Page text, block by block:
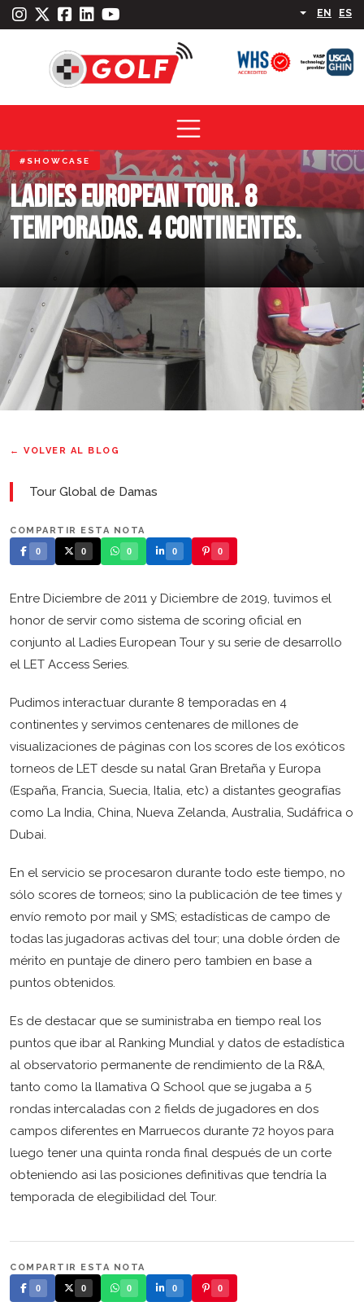
EN ES
#SHOWCASE
LADIES EUROPEAN TOUR. 8
TEMPORADAS. 4 CONTINENTES.
← VOLVER AL BLOG
Tour Global de Damas
COMPARTIR ESTA NOTA
0 0 0 0 0
Entre Diciembre de 2011 y Diciembre de 2019, tuvimos el
honor de servir como sistema de scoring oficial en
conjunto al Ladies European Tour y su serie de desarrollo
el LET Access Series.
Pudimos interactuar durante 8 temporadas en 4
continentes y servimos centenares de millones de
visualizaciones de páginas con los scores de los exóticos
torneos de LET desde su natal Gran Bretaña y Europa
(España, Francia, Suecia, Italia, etc) a distantes geografías
como La India, China, Nueva Zelanda, Australia, Sudáfrica o
Dubai.
En el servicio se procesaron durante todo este tiempo, no
sólo scores de torneos; sino la publicación de tee times y
envío remoto por mail y SMS; estadísticas de campo de
todas las jugadoras activas del tour; una doble órden de
mérito en puntaje de dinero pero tambien en base a
puntos obtenidos.
Es de destacar que se suministraba en tiempo real los
puntos que ibar al Ranking Mundial y datos de estadística
al observatorio permanente de rendimiento de la R&A,
tanto como la llamativa Q School que se jugaba a 5
rondas intercaladas con 2 fields de jugadores en dos
campos diferentes en Marruecos durante 72 hoyos para
luego tener una quinta ronda final después de un corte
obteniendo asi las posiciones definitivas que tendría la
temporada de elegibilidad del Tour.
COMPARTIR ESTA NOTA
0 0 0 0 0